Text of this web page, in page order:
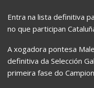
Entra na lista definitiva
no que participan
A xogadora pontesa
definitiva da Selección
primeira fase do